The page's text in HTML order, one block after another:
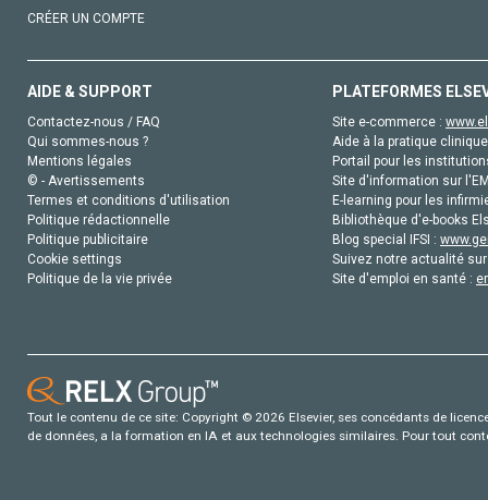
CRÉER UN COMPTE
AIDE & SUPPORT
Contactez-nous / FAQ
Qui sommes-nous ?
Mentions légales
© - Avertissements
Termes et conditions d'utilisation
Politique rédactionnelle
Politique publicitaire
Cookie settings
Politique de la vie privée
PLATEFORMES
Site e-commerce :
Aide à la pratique
Portail pour les
Site d'information sur
E-learning pour les
Bibliothèque d'e-books
Blog special IFSI :
Suivez notre actualité
Site d'emploi en santé :
Tout le contenu de ce site: Copyright © 2026 Elsevier, ses concédants de
de données, a la formation en IA et aux technologies similaires. Pour tout